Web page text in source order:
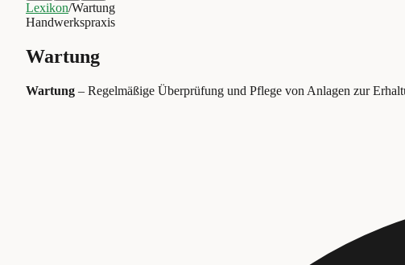
Lexikon/Wartung
Handwerkspraxis
Wartung
Wartung – Regelmäßige Überprüfung und Pflege von Anlagen zur